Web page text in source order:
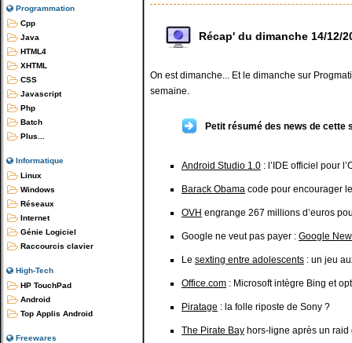
Programmation
Cpp
Java
HTML4
XHTML
CSS
Javascript
Php
Batch
Plus...
Informatique
Linux
Windows
Réseaux
Internet
Génie Logiciel
Raccourcis clavier
High-Tech
HP TouchPad
Android
Top Applis Android
Freewares
Récap' du dimanche 14/12/
On est dimanche... Et le dimanche sur
semaine.
Petit résumé des news de cette
Android Studio 1.0 : l’IDE officiel pour
Barack Obama code pour encourager
OVH engrange 267 millions d’euros
Google ne veut pas payer : Google
Le sexting entre adolescents : un jeu
Office.com : Microsoft intègre Bing et
Piratage : la folle riposte de Sony ?
The Pirate Bay hors-ligne après un